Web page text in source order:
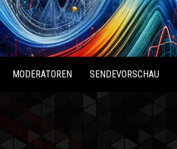
MODERATOREN SENDEVORSCHAU